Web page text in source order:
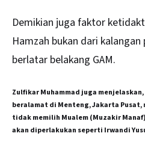
Demikian juga faktor
Hamzah bukan dari
berlatar belakang GAM.
Zulfikar Muhammad juga
beralamat di Menteng, Jakarta Pusat,
tidak memilih Mualem (Muzakir
akan diperlakukan seperti Irwandi